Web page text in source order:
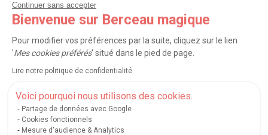
Continuer sans accepter
Bienvenue sur Berceau magique
Pour modifier vos préférences par la suite, cliquez sur le lien
'Mes cookies préférés' situé dans le pied de page.
Lire notre politique de confidentialité
Voici pourquoi nous utilisons des cookies.
Partage de données avec Google
Cookies fonctionnels
Mesure d'audience & Analytics
PROFESSIONNELS
LISTES CADEAUX
Service après-vente| FAQ |Rappels de produits|Protection des données
Mentions légales et crédits Conditions générales de ventes
Nos moyens de paiement sécurisés